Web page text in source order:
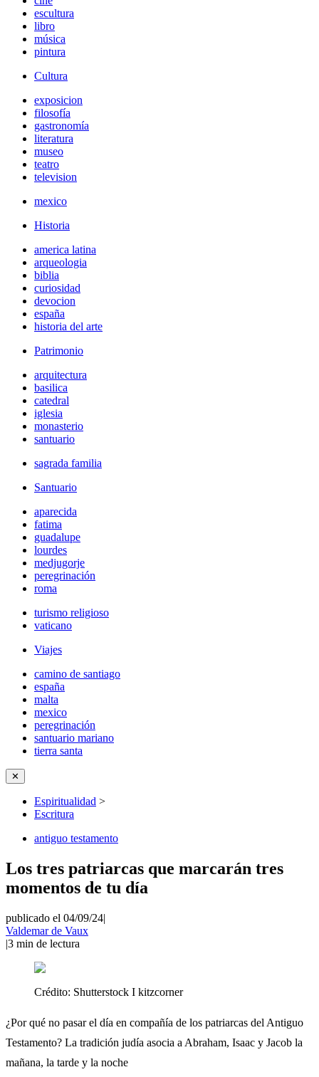
escultura
libro
música
pintura
Cultura
exposicion
filosofía
gastronomía
literatura
museo
teatro
television
mexico
Historia
america latina
arqueologia
biblia
curiosidad
devocion
españa
historia del arte
Patrimonio
arquitectura
basilica
catedral
iglesia
monasterio
santuario
sagrada familia
Santuario
aparecida
fatima
guadalupe
lourdes
medjugorje
peregrinación
roma
turismo religioso
vaticano
Viajes
camino de santiago
españa
malta
mexico
peregrinación
santuario mariano
tierra santa
✕
Espiritualidad >
Escritura
antiguo testamento
Los tres patriarcas que marcarán tres
momentos de tu día
publicado el 04/09/24|
Valdemar de Vaux
|3 min de lectura
Crédito: Shutterstock I kitzcorner
¿Por qué no pasar el día en compañía de los patriarcas del Antiguo
Testamento? La tradición judía asocia a Abraham, Isaac y Jacob la
mañana, la tarde y la noche